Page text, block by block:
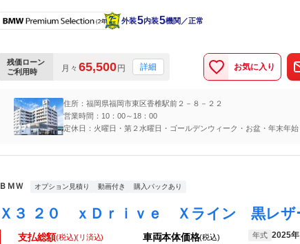
外装5内装5機関／正常
残価ローン
ご利用時
月々 65,500円 詳細 お気に入り
住所：福岡県福岡市東区香椎駅前２－８－２２
営業時間：10：00～18：00
定休日：火曜日・第２水曜日・ゴールデンウィーク・お盆・年末年始
ＢＭＷ オプション見積り 動画付き 購入パックあり
支払総額(税込)(リ済込) 車両本体価格(税込) 年式 2025年